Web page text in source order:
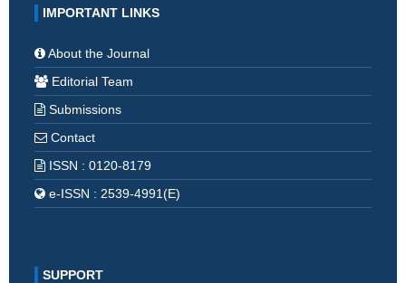
IMPORTANT LINKS
About the Journal
Editorial Team
Submissions
Contact
ISSN : 0120-8179
e-ISSN : 2539-4991(E)
SUPPORT